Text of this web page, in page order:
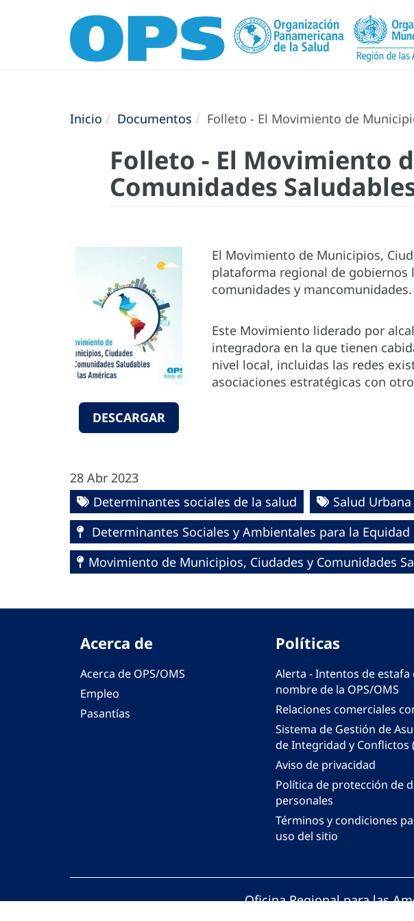
Inicio Documentos Folleto - El Movimiento de
Folleto - El Movimiento
Comunidades
DESCARGAR
El Movimiento de Municipios,
plataforma regional de gobiernos
comunidades y mancomunidades.
Este Movimiento liderado por
integradora en la que tienen
nivel local, incluidas las redes
asociaciones estratégicas con
28 Abr 2023
Determinantes sociales de la salud
Salud Urbana
Determinantes Sociales y Ambientales para la Equidad
Movimiento de Municipios, Ciudades y Comunidades
Acerca de
Acerca de OPS/OMS
Empleo
Pasantías
Políticas
Alerta - Intentos de estafa
nombre de la OPS/OMS
Relaciones comerciales
Sistema de Gestión de
de Integridad y Conflictos
Aviso de privacidad
Política de protección de
personales
Términos y condiciones
uso del sitio
Oficina Regional para las